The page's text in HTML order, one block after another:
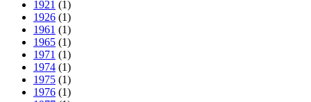
1921 (1)
1926 (1)
1961 (1)
1965 (1)
1971 (1)
1974 (1)
1975 (1)
1976 (1)